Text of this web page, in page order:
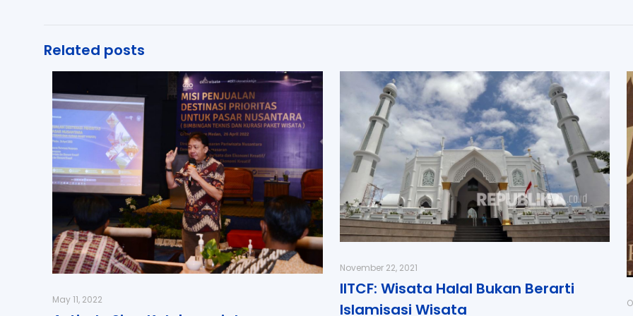
Related posts
May 11, 2022
November 22, 2021
IITCF: Wisata Halal Bukan Berarti
Islamisasi Wisata